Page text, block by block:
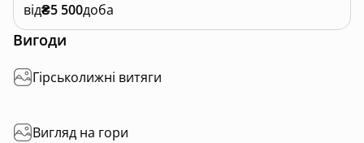
від₴5 500доба
Вигоди
Гірськолижні витяги
Вигляд на гори